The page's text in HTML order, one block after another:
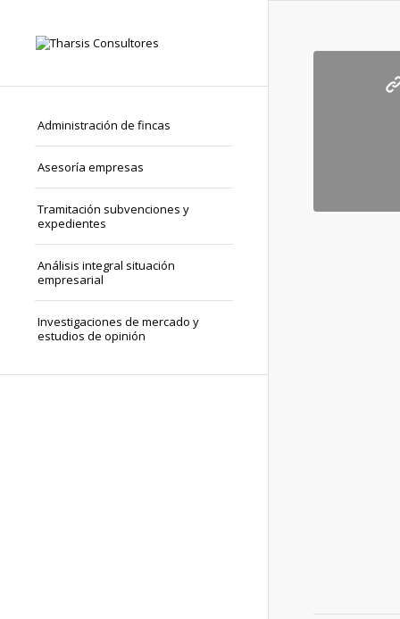
Administración de fincas
Asesoría empresas
Tramitación subvenciones y
expedientes
Análisis integral situación
empresarial
Investigaciones de mercado y
estudios de opinión